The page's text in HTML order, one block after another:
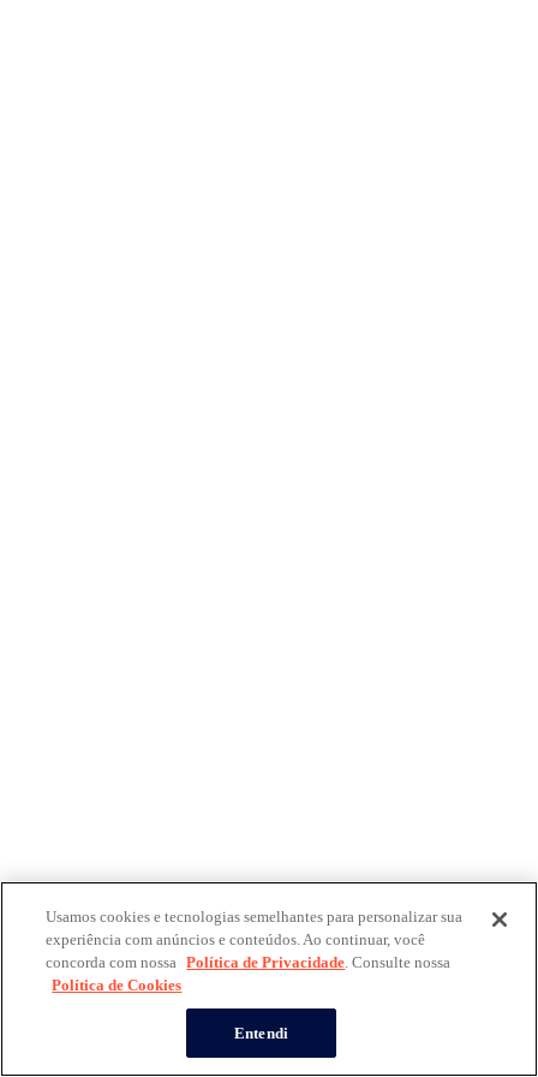
Usamos cookies e tecnologias semelhantes para personalizar sua
experiência com anúncios e conteúdos. Ao continuar, você
concorda com nossa Política de Privacidade. Consulte nossa
Política de Cookies
Entendi